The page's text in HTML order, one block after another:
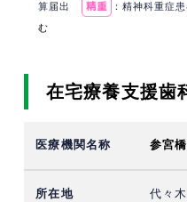
算届出 ：精神科重症
む
在宅療養支援歯
参宮
代々